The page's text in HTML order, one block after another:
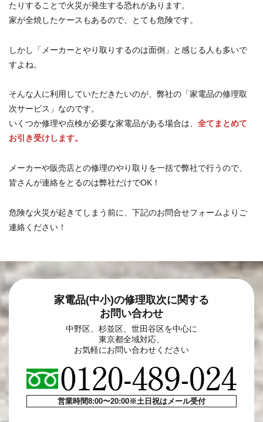
たりすることで火災が発生する恐れがあります。
家が全焼したケースもあるので、とても危険です。
しかし「メーカーとやり取りするのは面倒」と感じる人も多いで
すよね。
そんな人に利用していただきたいのが、弊社の「家電品の修理取
次サービス」なのです。
いくつか修理や点検が必要な家電品がある場合は、 全てまとめて
お引き受けします。
メーカーや販売店との修理のやり取りを一括で弊社で行うので、
皆さんが連絡をとるのは弊社だけでOK！
危険な火災が起きてしまう前に、下記のお問合せフォームよりご
連絡ください！
家電品(中小)の修理取次に関する
お問い合わせ
中野区、杉並区、世田谷区を中心に
東京都全域対応、
お気軽にお問い合わせください
営業時間8:00〜20:00※土日祝はメール受付